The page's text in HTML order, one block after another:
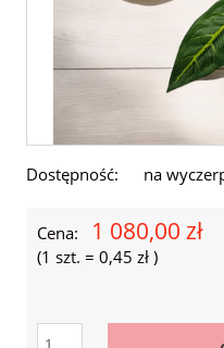
Dostępność: na
Cena: 1 080,00 zł
(1 szt. = 0,45 zł )